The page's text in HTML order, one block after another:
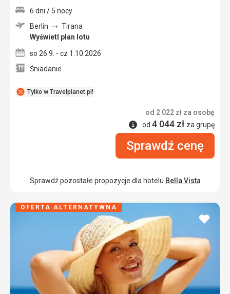
Tylko w Travelplanet.pl!
6 dni / 5 nocy
Berlin
Tirana
Wyświetl plan lotu
so 26.9. - cz 1.10.2026
Śniadanie
od 2 022 zł za osobę
Informacje
od 4 044 zł za grupę
Sprawdź cenę
Sprawdź pozostałe propozycje dla hotelu Bella Vista
dodaj
OFERTA ALTERNATYWNA